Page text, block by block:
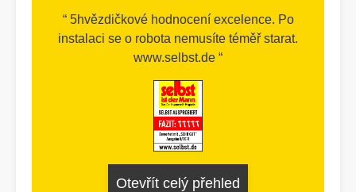
5hvězdičkové hodnocení excelence. Po
instalaci se o robota nemusíte téměř starat.
www.selbst.de
Otevřít celý přehled